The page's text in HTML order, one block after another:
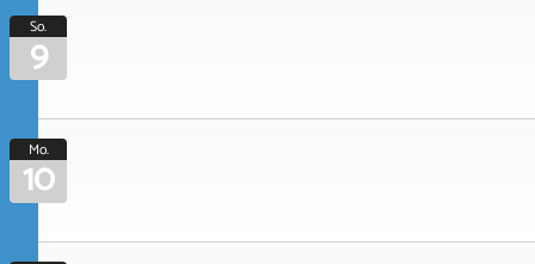
So.
9
Mo.
10